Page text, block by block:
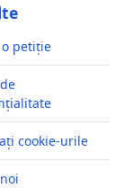
petiție
cookie-urile